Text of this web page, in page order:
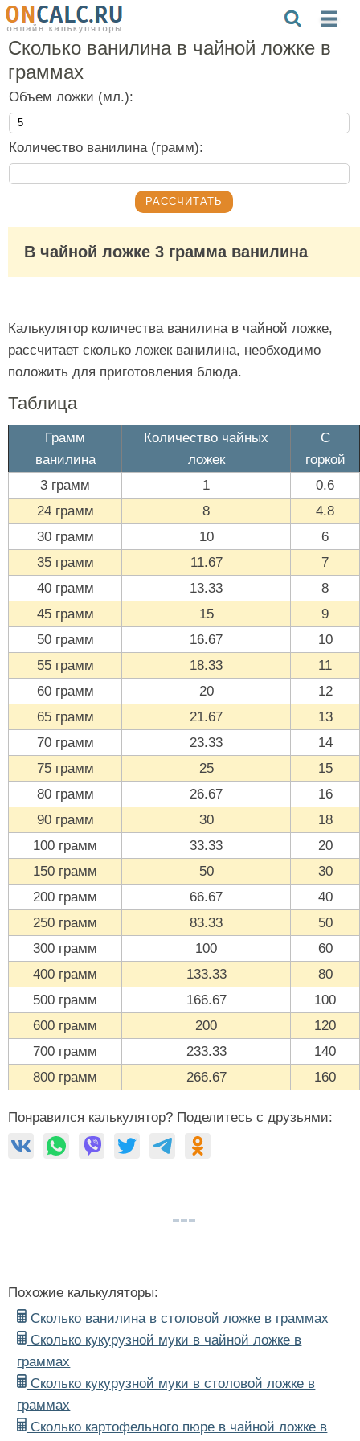
Сколько ванилина в чайной ложке в
граммах
Объем ложки (мл.):
Количество ванилина (грамм):
В чайной ложке 3 грамма ванилина
Калькулятор количества ванилина в чайной ложке,
рассчитает сколько ложек ванилина, необходимо
положить для приготовления блюда.
Таблица
Грамм
ванилина
Количество чайных
ложек
С
горкой
3 грамм
1
0.6
24 грамм
8
4.8
30 грамм
10
6
35 грамм
11.67
7
40 грамм
13.33
8
45 грамм
15
9
50 грамм
16.67
10
55 грамм
18.33
11
60 грамм
20
12
65 грамм
21.67
13
70 грамм
23.33
14
75 грамм
25
15
80 грамм
26.67
16
90 грамм
30
18
100 грамм
33.33
20
150 грамм
50
30
200 грамм
66.67
40
250 грамм
83.33
50
300 грамм
100
60
400 грамм
133.33
80
500 грамм
166.67
100
600 грамм
200
120
700 грамм
233.33
140
800 грамм
266.67 160
Понравился калькулятор? Поделитесь с друзьями:
Похожие калькуляторы:
Сколько ванилина в столовой ложке в граммах
Сколько кукурузной муки в чайной ложке в
граммах
Сколько кукурузной муки в столовой ложке в
граммах
Сколько картофельного пюре в чайной ложке в